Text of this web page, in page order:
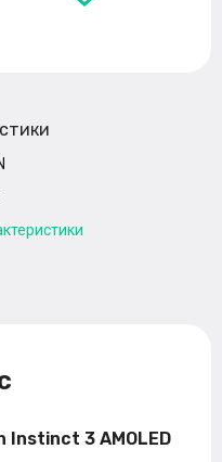
Instinct 3 AMOLED